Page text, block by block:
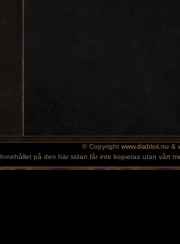
© Copyright www.diabloii.nu &
Innehållet på den här sidan får inte kopieras utan vårt